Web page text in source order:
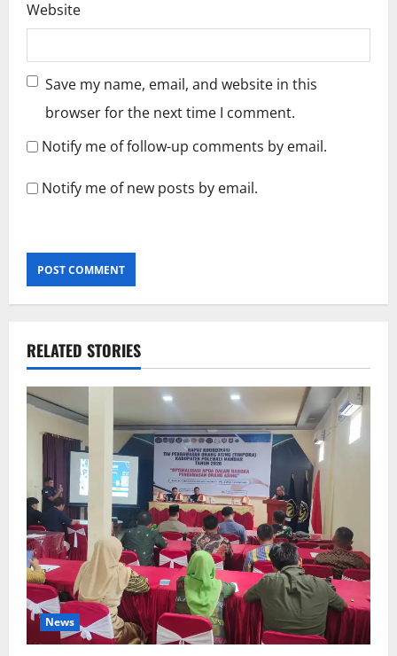
Website
Save my name, email, and website in this
browser for the next time I comment.
Notify me of follow-up comments by email.
Notify me of new posts by email.
RELATED STORIES
News